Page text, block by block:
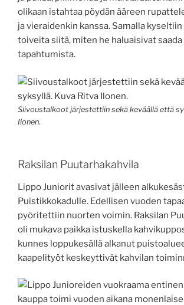
olikaan istahtaa pöydän ääreen
ja vieraidenkin kanssa. Samalla
toiveita siitä, miten he haluaisivat
tapahtumista.
Siivoustalkoot järjestettiin sekä keväällä että
Ilonen.
Raksilan Puutarhakahvila
Lippo Juniorit avasivat jälleen
Puistikkokadulle. Edellisen vuoden
pyöritettiin nuorten voimin. Raksilan
oli mukava paikka istuskella
kunnes loppukesällä alkanut
kaapelityöt keskeyttivät kahvilan